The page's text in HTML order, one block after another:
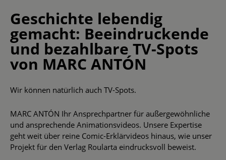
Geschichte lebendig
gemacht: Beeindruckende
und bezahlbare TV-Spots
von MARC ANTÓN
Wir können natürlich auch TV-Spots.
MARC ANTÓN Ihr Ansprechpartner für außergewöhnliche
und ansprechende Animationsvideos. Unsere Expertise
geht weit über reine Comic-Erklärvideos hinaus, wie unser
Projekt für den Verlag Roularta eindrucksvoll beweist.